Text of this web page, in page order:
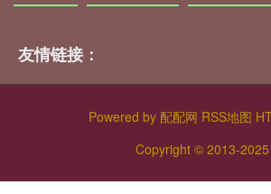
友情链接：
Powered by 配配网 RSS地图
Copyright © 2013-2025